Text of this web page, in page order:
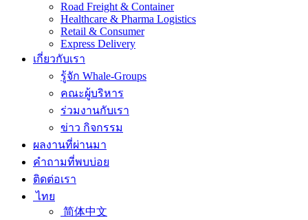
Road Freight & Container
Healthcare & Pharma Logistics
Retail & Consumer
Express Delivery
เกี่ยวกับเรา
รู้จัก Whale-Groups
คณะผู้บริหาร
ร่วมงานกับเรา
ข่าว กิจกรรม
ผลงานที่ผ่านมา
คำถามที่พบบ่อย
ติดต่อเรา
ไทย
简体中文